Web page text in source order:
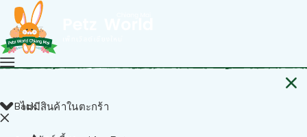
ไม่มีสินค้าในตะกร้า
Back